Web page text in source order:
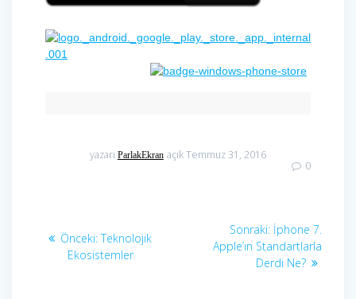
yazarı ParlakEkran açık Temmuz 31, 2016
0
gezinmesi
Önceki:Önceki
yazı:
Teknolojik
Ekosistemler
Sonraki: Sonraki
yazı:
İphone 7.
Apple’ın Standartlarla
Derdi Ne?